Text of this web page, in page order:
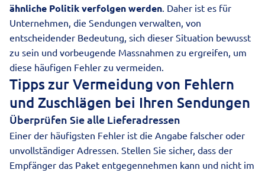
ähnliche Politik verfolgen werden. Daher ist es für
Unternehmen, die Sendungen verwalten, von
entscheidender Bedeutung, sich dieser Situation bewusst
zu sein und vorbeugende Massnahmen zu ergreifen, um
diese häufigen Fehler zu vermeiden.
Tipps zur Vermeidung von Fehlern
und Zuschlägen bei Ihren Sendungen
Überprüfen Sie alle Lieferadressen
Einer der häufigsten Fehler ist die Angabe falscher oder
unvollständiger Adressen. Stellen Sie sicher, dass der
Empfänger das Paket entgegennehmen kann und nicht im